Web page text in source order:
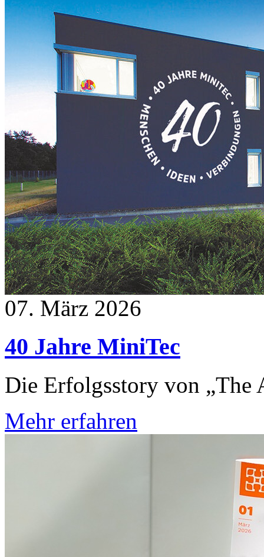
07. März 2026
40 Jahre MiniTec
Die Erfolgsstory von
Mehr erfahren